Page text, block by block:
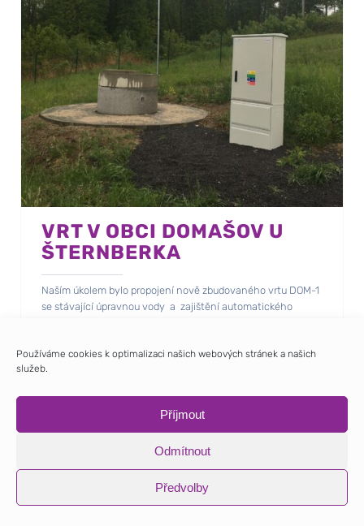
Používáme cookies k optimalizaci našich webových stránek a našich
služeb.
Příjmout
Odmítnout
Předvolby
VRT V OBCI DOMAŠOV U
ŠTERNBERKA
Naším úkolem bylo propojení nově zbudovaného vrtu DOM-1
se stávající úpravnou vody a zajištění automatického
nevyhovujícího rozvaděče úpravny vody.